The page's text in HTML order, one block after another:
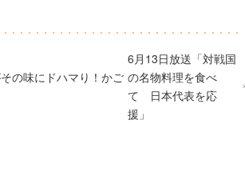
の味にドハマり！かご
6月13日放送「対戦国
の名物料理を食べ
て 日本代表を応
援」